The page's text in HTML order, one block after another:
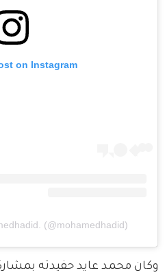
on Instagram
(@mohamedhadid)
وكان محمد عايد حفيدته